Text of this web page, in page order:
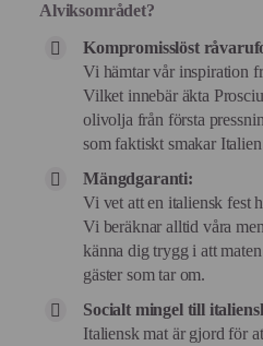
Alviksområdet?
Kompromisslöst
Vi hämtar vår inspiration
Vilket innebär äkta
olivolja från första
som faktiskt smakar
Mängdgaranti:
Vi vet att en italiensk fest
Vi beräknar alltid våra
känna dig trygg i att
gäster som tar om.
Socialt mingel till
Italiensk mat är gjord för